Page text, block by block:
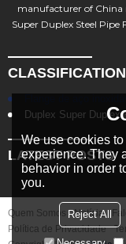
manufacturer of China
Super Duplex Steel Pipe
CLASSIFICATION
Duplex Super Duplex
LATEST POSTS
Quem Somos Notícia
Política de Privacidade
We use cookies
experience. They
behavior in order
you.
Reject All